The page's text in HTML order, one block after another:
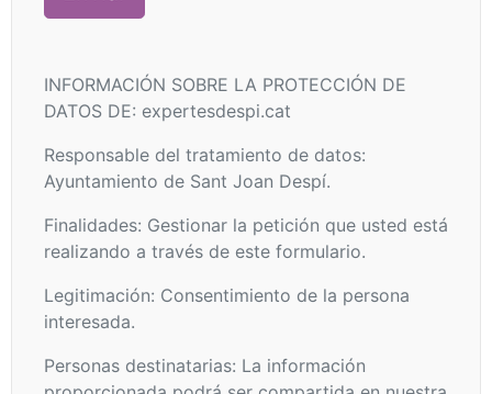
INFORMACIÓN SOBRE LA PROTECCIÓN DE
DATOS DE: expertesdespi.cat
Responsable del tratamiento de datos:
Ayuntamiento de Sant Joan Despí.
Finalidades: Gestionar la petición que usted está
realizando a través de este formulario.
Legitimación: Consentimiento de la persona
interesada.
Personas destinatarias: La información